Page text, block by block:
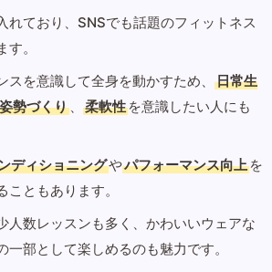
れており、SNSでも話題のフィットネス
。
を意識して全身を動かすため、
日常生
姿勢づくり 、 柔軟性 を意識したい人にも
ディショニングやパフォーマンス向上 を
ともあります。
人数レッスンも多く、かわいいウェアな
一部として楽しめるのも魅力です。